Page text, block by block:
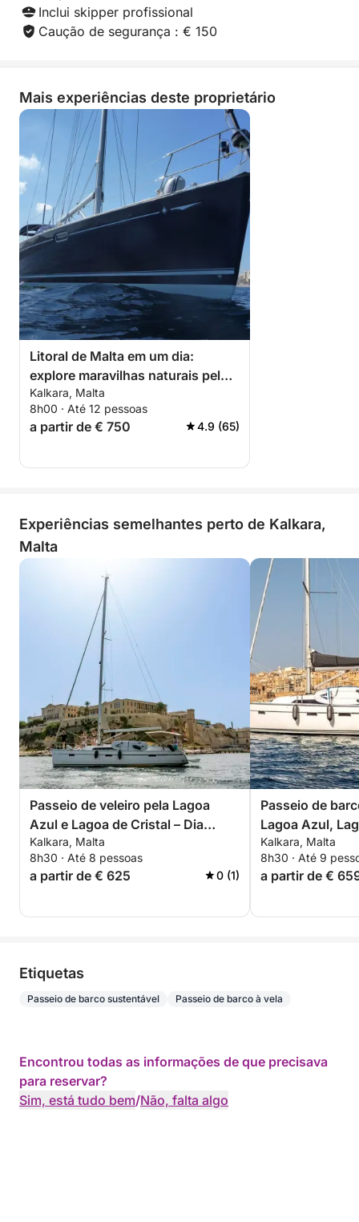
Inclui skipper profissional
Caução de segurança : € 150
Mais experiências deste proprietário
Litoral de Malta em um dia:
explore maravilhas naturais pelo
mar
Kalkara, Malta
8h00 · Até 12 pessoas
a partir de € 750 4.9 (65)
Experiências semelhantes perto de Kalkara,
Malta
Passeio de veleiro pela Lagoa
Azul e Lagoa de Cristal – Dia
inteiro em Malta
Kalkara, Malta
8h30 · Até 8 pessoas
a partir de € 625 0 (1)
Passeio de
Lagoa Azul,
Ilhas de São
Kalkara, Malta
8h30 · Até 9
a partir de €
Etiquetas
Passeio de barco sustentável Passeio de barco à vela
Encontrou todas as informações de que precisava
para reservar?
Sim, está tudo bem/Não, falta algo